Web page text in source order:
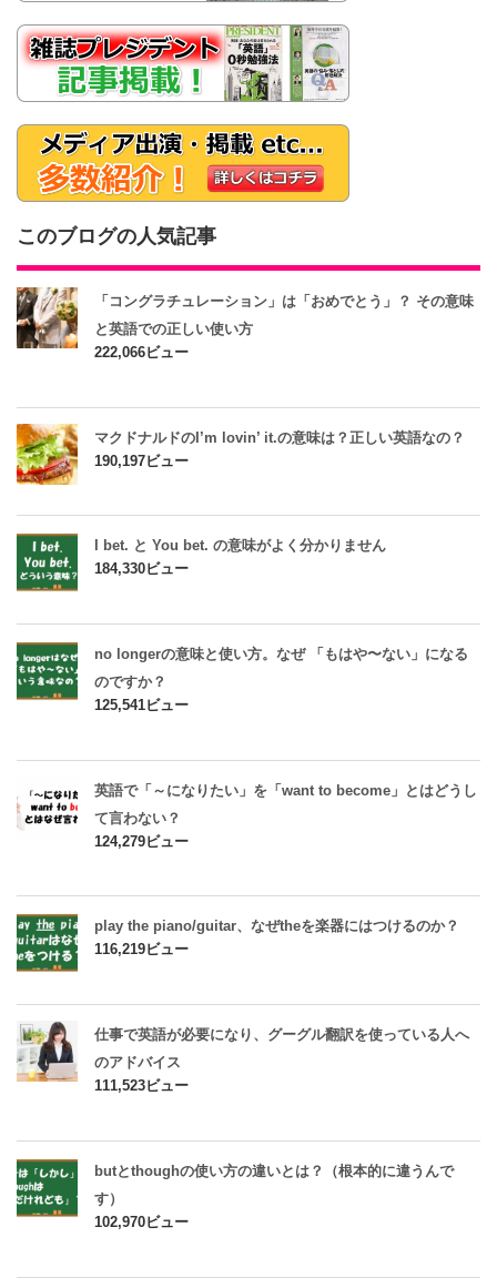
このブログの人気記事
「コングラチュレーション」は「おめでとう」？ その意味
と英語での正しい使い方
222,066ビュー
マクドナルドのI’m lovin’ it.の意味は？正しい英語なの？
190,197ビュー
I bet. と You bet. の意味がよく分かりません
184,330ビュー
no longerの意味と使い方。なぜ 「もはや〜ない」になる
のですか？
125,541ビュー
英語で「～になりたい」を「want to become」とはどうし
て言わない？
124,279ビュー
play the piano/guitar、なぜtheを楽器にはつけるのか？
116,219ビュー
仕事で英語が必要になり、グーグル翻訳を使っている人へ
のアドバイス
111,523ビュー
butとthoughの使い方の違いとは？（根本的に違うんで
す）
102,970ビュー